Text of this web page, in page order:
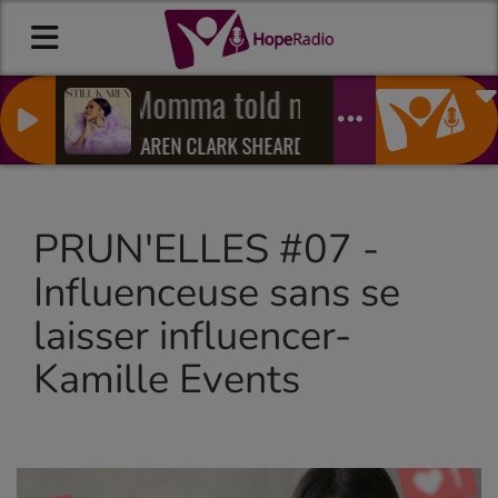
Momma told me
KAREN CLARK SHEARD
PRUN'ELLES #07 -
Influenceuse sans se
laisser influencer-
Kamille Events